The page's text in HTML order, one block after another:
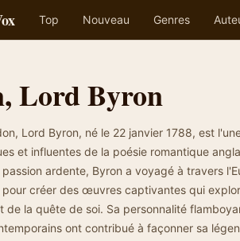
Top Nouveau Genres
Lord Byron
Lord Byron, né le 22 janvier 1788, est
et influentes de la poésie romantique
ardente, Byron a voyagé à travers
créer des œuvres captivantes qui
de la quête de soi. Sa personnalité
ont contribué à façonner sa